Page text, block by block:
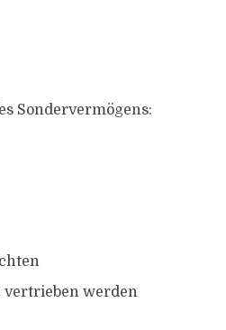
Sondervermögens:
vertrieben werden